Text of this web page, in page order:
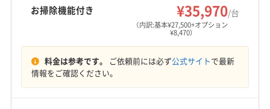
お掃除機能付き ¥35,970/台
（内訳:基本¥27,500+オプション
¥8,470）
料金は参考です。 ご依頼前には必ず公式サイトで最新
情報をご確認ください。